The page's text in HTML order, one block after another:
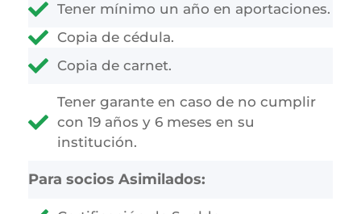
Tener mínimo un año en aportaciones.
Copia de cédula.
Copia de carnet.
Tener garante en caso de no cumplir
con 19 años y 6 meses en su
institución.
Para socios Asimilados: